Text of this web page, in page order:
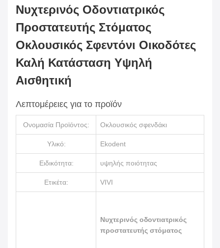
Νυχτερινός Οδοντιατρικός
Προστατευτής Στόματος
Οκλουσικός Σφεντόνι Οικοδότες
Καλή Κατάσταση Υψηλή
Αισθητική
Λεπτομέρειες για το προϊόν
Ονομασία Προϊόντος: Οκλουσικός σφενδάκι
Υλικό: Ekodent
Ειδικότητα: υψηλής ποιότητας
Ετικέτα: VIVI
Νυχτερινός οδοντιατρικός
προστατευτής στόματος